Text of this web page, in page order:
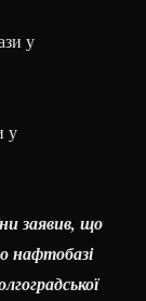
у
заявив, що
нафтобазі